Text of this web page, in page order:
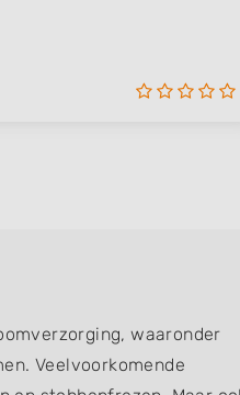
waaronder
Veelvoorkomende